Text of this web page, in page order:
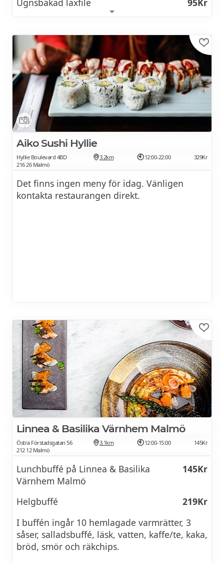
pressgurka och gräddsås
Räksmörgås
89Kr
Kycklingsallad
85Kr
Skagenröra på salladsbädd serveras
med rågbröd
19Kr
Fika från
5Kr
Barnmenyer från
medlemmar varje måndag–fredag.
Aiko Sushi Hyllie
Hyllie Boulevard 4BD
216 26 Malmö
3.2km 12:00-22:00 329Kr
Det finns ingen meny för idag. Vänligen
kontakta restaurangen direkt.
Linnea & Basilika Värnhem Malmö
Östra Förstadsgatan 56
212 12 Malmö
3.1km 12:00-15:00 145Kr
Lunchbuffé på Linnea & Basilika
Värnhem Malmö
145Kr
Helgbuffé
219Kr
I buffén ingår 10 hemlagade varmrätter, 3
såser, salladsbuffé, läsk, vatten, kaffe/te, kaka,
bröd, smör och räkchips.